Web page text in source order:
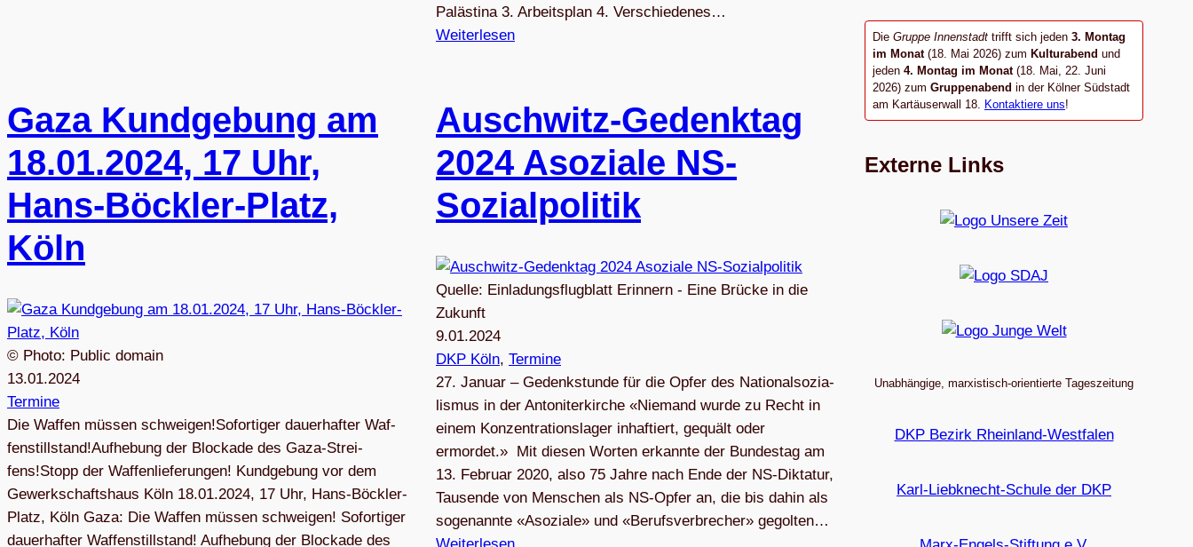
Palästina 3. Arbeits­plan 4. Ver­schie­de­nes…
Weiterlesen
Gaza Kund­ge­bung am
18.01.2024, 17 Uhr,
Hans-Böck­ler-Platz,
Köln
© Photo: Public domain
13.01.2024
Termine
Die Waf­fen müs­sen schwei­gen!Sofor­ti­ger dau­er­haf­ter Waf­
fen­still­stand!Auf­he­bung der Blo­ckade des Gaza-Strei­
fens!Stopp der Waffenlieferungen! Kund­ge­bung vor dem
Gewerk­schafts­haus Köln 18.01.2024, 17 Uhr, Hans-Böck­ler-
Platz, Köln Gaza: Die Waf­fen müs­sen schwei­gen! Sofor­ti­ger
dau­er­haf­ter Waf­fen­still­stand! Auf­he­bung der Blo­ckade des
Ausch­witz-Gedenk­tag
2024 Aso­ziale NS-
Sozialpolitik
Quelle: Einladungsflugblatt Erinnern - Eine Brücke in die
Zukunft
9.01.2024
DKP Köln, Termine
27. Januar – Gedenk­stunde für die Opfer des Natio­nal­so­zia­
lis­mus in der Antoniterkirche «Nie­mand wurde zu Recht in
einem Kon­zen­tra­ti­ons­la­ger inhaf­tiert, gequält oder
ermordet.» Mit die­sen Wor­ten erkannte der Bun­des­tag am
13. Februar 2020, also 75 Jahre nach Ende der NS-Dik­ta­tur,
Tau­sende von Men­schen als NS-Opfer an, die bis dahin als
soge­nannte «Aso­ziale» und «Berufs­ver­bre­cher» gegol­ten…
Die Gruppe Innenstadt trifft sich jeden 3. Montag
im Monat (18. Mai 2026) zum Kulturabend und
jeden 4. Montag im Monat(18. Mai, 22. Juni
2026) zum Gruppenabend in der Kölner Südstadt
am Kartäuserwall 18. Kontaktiere uns!
Externe Links
Unabhängige, marxistisch-orientierte Tageszeitung
DKP Bezirk Rheinland-Westfalen
Karl-Liebknecht-Schule der DKP